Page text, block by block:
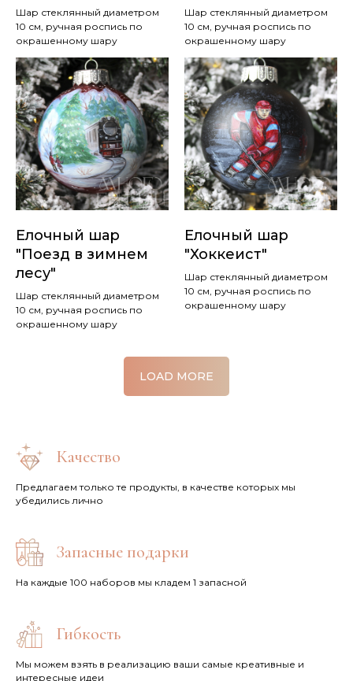
Шар стеклянный диаметром
10 см, ручная роспись по
окрашенному шару
Шар стеклянный диаметром
10 см, ручная роспись по
окрашенному шару
Елочный шар
"Поезд в зимнем
лесу"
Шар стеклянный диаметром
10 см, ручная роспись по
окрашенному шару
Елочный шар
"Хоккеист"
Шар стеклянный диаметром
10 см, ручная роспись по
окрашенному шару
LOAD MORE
Качество
Предлагаем только те продукты, в качестве которых мы
убедились лично
Запасные подарки
На каждые 100 наборов мы кладем 1 запасной
Гибкость
Мы можем взять в реализацию ваши самые креативные и
интересные идеи